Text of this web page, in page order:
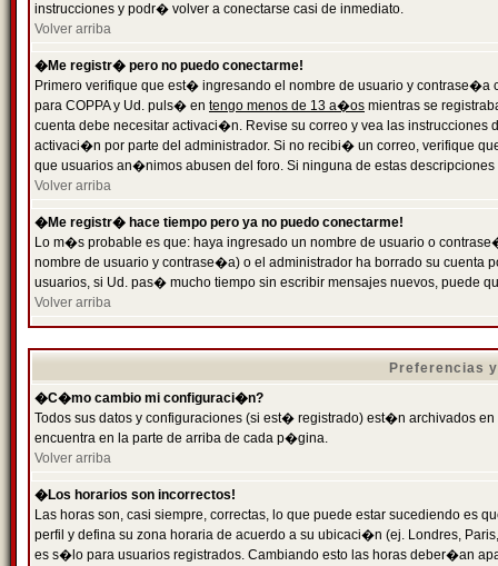
instrucciones y podr� volver a conectarse casi de inmediato.
Volver arriba
�Me registr� pero no puedo conectarme!
Primero verifique que est� ingresando el nombre de usuario y
para COPPA y Ud. puls� en tengo menos de 13 a�os mientras se
cuenta debe necesitar activaci�n. Revise su correo y vea las
activaci�n por parte del administrador. Si no recibi� un correo, verifique
que usuarios an�nimos abusen del foro. Si ninguna de estas
Volver arriba
�Me registr� hace tiempo pero ya no puedo conectarme!
Lo m�s probable es que: haya ingresado un nombre de usuario o
nombre de usuario y contrase�a) o el administrador ha borrado su
usuarios, si Ud. pas� mucho tiempo sin escribir mensajes nuevos, puede
Volver arriba
Preferencias
�C�mo cambio mi configuraci�n?
Todos sus datos y configuraciones (si est� registrado) est�n archivados
encuentra en la parte de arriba de cada p�gina.
Volver arriba
�Los horarios son incorrectos!
Las horas son, casi siempre, correctas, lo que puede estar sucediendo es
perfil y defina su zona horaria de acuerdo a su ubicaci�n (ej. Londres,
es s�lo para usuarios registrados. Cambiando esto las horas deber�an